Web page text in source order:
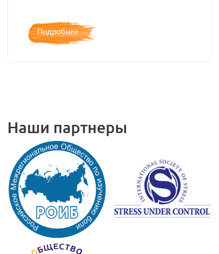
Подробнее
Наши партнеры